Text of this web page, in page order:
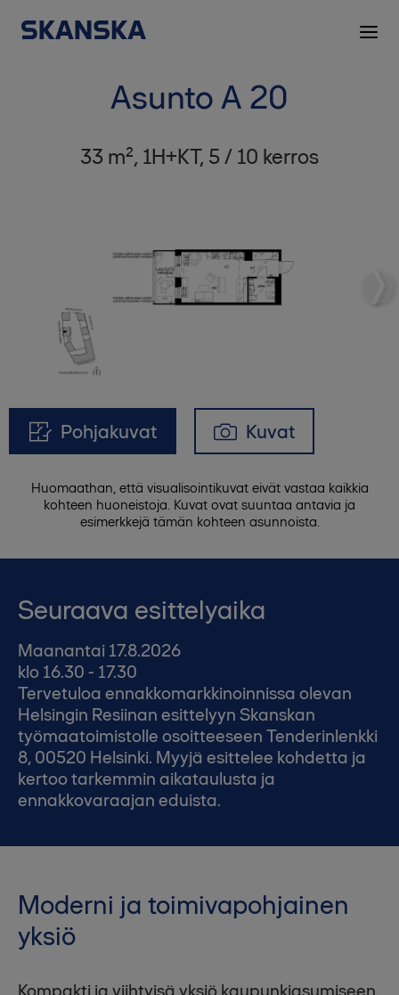
Asunto A 20
33 m², 1H+KT, 5 / 10 kerros
Pohjakuvat Kuvat
Huomaathan, että visualisointikuvat eivät vastaa kaikkia
kohteen huoneistoja. Kuvat ovat suuntaa antavia ja
esimerkkejä tämän kohteen asunnoista.
Seuraava esittelyaika
Maanantai 17.8.2026
klo 16.30 - 17.30
Tervetuloa ennakkomarkkinoinnissa olevan
Helsingin Resiinan esittelyyn Skanskan
työmaatoimistolle osoitteeseen Tenderinlenkki
8, 00520 Helsinki. Myyjä esittelee kohdetta ja
kertoo tarkemmin aikataulusta ja
ennakkovaraajan eduista.
Moderni ja toimivapohjainen
yksiö
Kompakti ja viihtyisä yksiö kaupunkiasumiseen.